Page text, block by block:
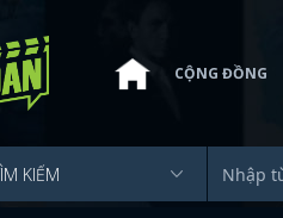
CỘNG ĐỒNG